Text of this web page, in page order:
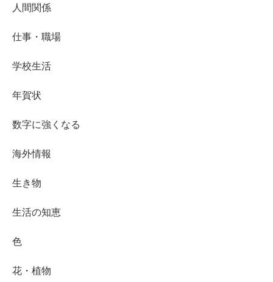
人間関係
仕事・職場
学校生活
年賀状
数字に強くなる
海外情報
生き物
生活の知恵
色
花・植物